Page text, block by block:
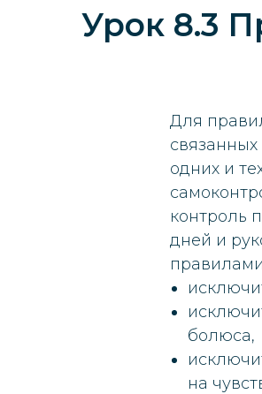
Урок 8.3
Для
одних и
контроль
дней и
болюса,
на